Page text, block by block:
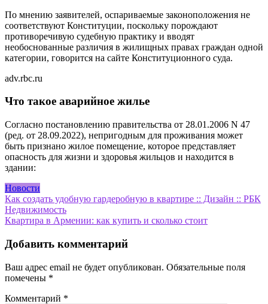
По мнению заявителей, оспариваемые законоположения не
соответствуют Конституции, поскольку порождают
противоречивую судебную практику и вводят
необоснованные различия в жилищных правах граждан одной
категории, говорится на сайте Конституционного суда.
adv.rbc.ru
Что такое аварийное жилье
Согласно постановлению правительства от 28.01.2006 N 47
(ред. от 28.09.2022), непригодным для проживания может
быть признано жилое помещение, которое представляет
опасность для жизни и здоровья жильцов и находится в
здании:
Новости
Навигация
по
Как создать удобную гардеробную в квартире :: Дизайн :: РБК
Недвижимость
Квартира в Армении: как купить и сколько стоит
Добавить комментарий
Ваш адрес email не будет опубликован. Обязательные поля
помечены *
Комментарий *